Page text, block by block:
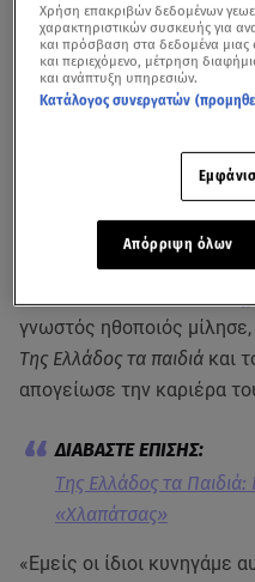
Συνέντευξη στo
γνωστός ηθοποιός
Της Ελλάδος τα παιδιά και
απογείωσε την καριέρα
Της Ελλάδος τα
«Χλαπάτσας»
«Εμείς οι ίδιοι κυνηγάμε
Χρήση επακριβών δεδομένων
χαρακτηριστικών συσκευής για
και πρόσβαση στα δεδομένα μιας
και περιεχόμενο, μέτρηση
και ανάπτυξη υπηρεσιών.
Κατάλογος συνεργατών
Απόρριψη όλων